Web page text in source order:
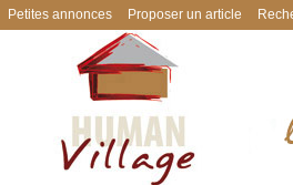
Petites annonces Proposer un article